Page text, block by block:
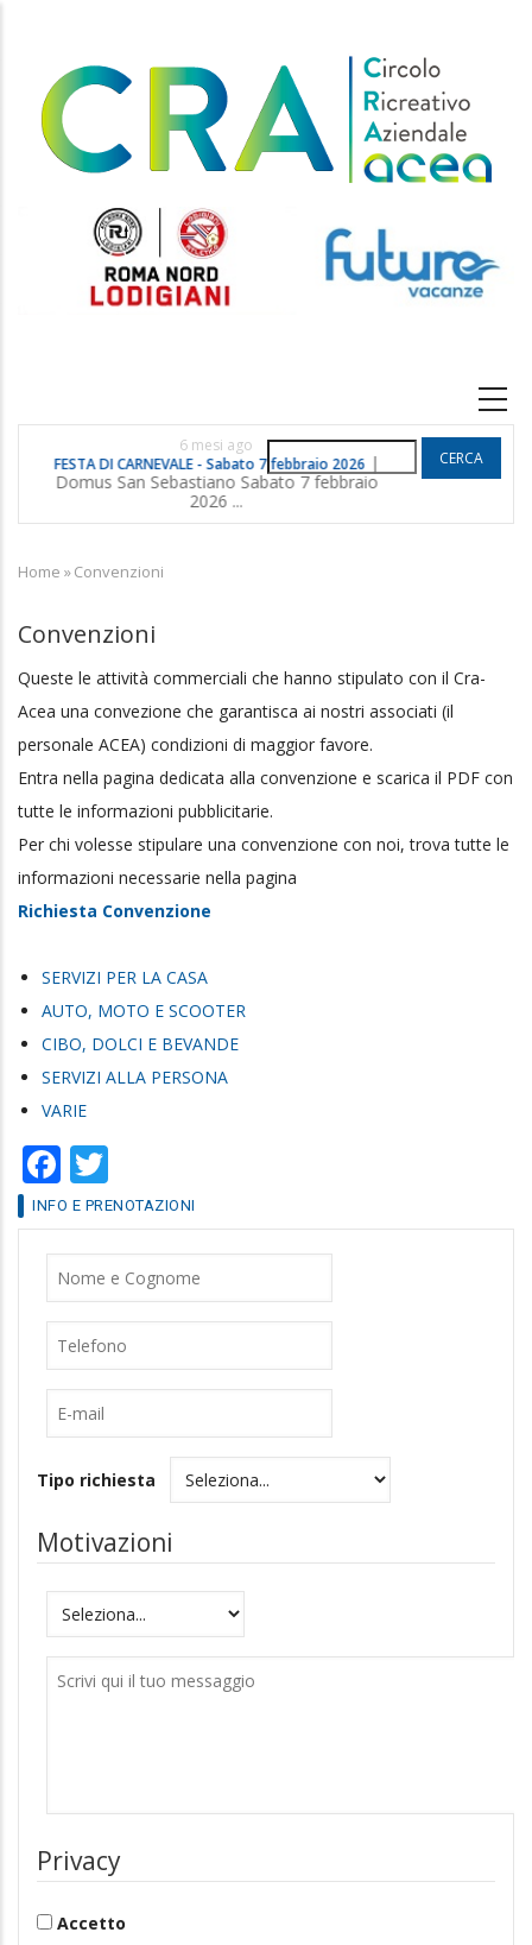
contenuto
principale
6 mesi ago
FESTA DI CARNEVALE - Sabato 7 febbraio 2026 |
Domus San Sebastiano Sabato 7 febbraio
2026 ...
POGGIO
Cerca
Briciole
pane
Home »Convenzioni
Convenzioni
Queste le attività commerciali che hanno stipulato con il Cra-
Acea una convezione che garantisca ai nostri associati (il
personale ACEA) condizioni di maggior favore.
Entra nella pagina dedicata alla convenzione e scarica il PDF con
tutte le informazioni pubblicitarie.
Per chi volesse stipulare una convenzione con noi, trova tutte le
informazioni necessarie nella pagina
Richiesta Convenzione
SERVIZI PER LA CASA
AUTO, MOTO E SCOOTER
CIBO, DOLCI E BEVANDE
SERVIZI ALLA PERSONA
VARIE
Facebook
INFO E PRENOTAZIONI
Nome
Telefono
Tipo richiesta
Motivazioni
Motivazioni
Messaggio
Privacy
Accetto